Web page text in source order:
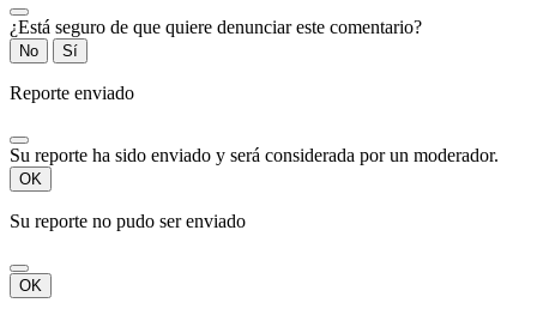
¿Está seguro de que quiere denunciar este comentario?
No Sí
Reporte enviado
Su reporte ha sido enviado y será considerada por un moderador.
OK
Su reporte no pudo ser enviado
OK